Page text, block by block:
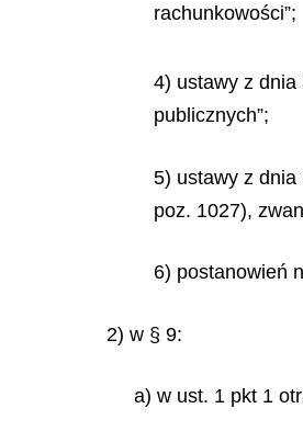
rachunkowości”;
4) ustawy z dnia
publicznych”;
5) ustawy z dnia
poz. 1027),
6) postanowień
2) w § 9:
a) w ust. 1 pkt 1